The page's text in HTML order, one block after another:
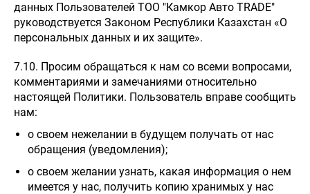
данных Пользователей ТОО "Камкор Авто TRADE"
руководствуется Законом Республики Казахстан «О
персональных данных и их защите».
7.10. Просим обращаться к нам со всеми вопросами,
комментариями и замечаниями относительно
настоящей Политики. Пользователь вправе сообщить
нам:
о своем нежелании в будущем получать от нас
обращения (уведомления);
о своем желании узнать, какая информация о нем
имеется у нас, получить копию хранимых у нас